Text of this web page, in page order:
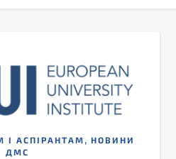
І АСПІРАНТАМ , НОВИНИ
ДМС